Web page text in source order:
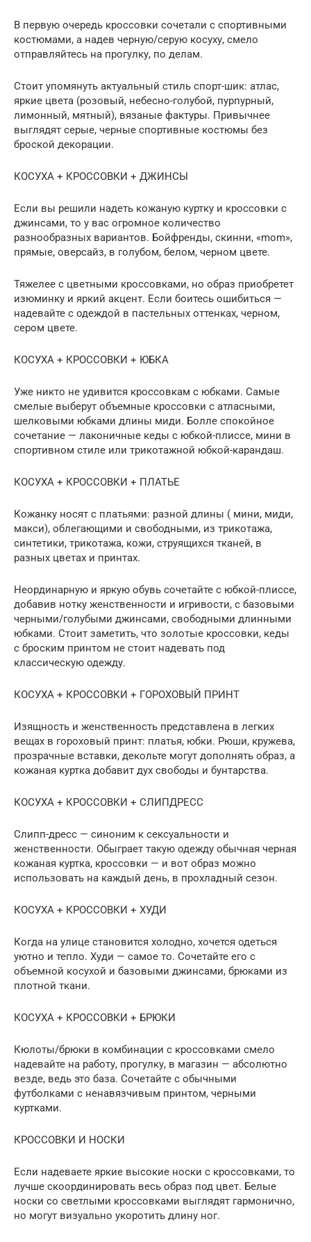
В первую очередь кроссовки сочетали с спортивными
костюмами, а надев черную/серую косуху, смело
отправляйтесь на прогулку, по делам.
Стоит упомянуть актуальный стиль спорт-шик: атлас,
яркие цвета (розовый, небесно-голубой, пурпурный,
лимонный, мятный), вязаные фактуры. Привычнее
выглядят серые, черные спортивные костюмы без
броской декорации.
КОСУХА + КРОССОВКИ + ДЖИНСЫ
Если вы решили надеть кожаную куртку и кроссовки с
джинсами, то у вас огромное количество
разнообразных вариантов. Бойфренды, скинни, «mom»,
прямые, оверсайз, в голубом, белом, черном цвете.
Тяжелее с цветными кроссовками, но образ приобретет
изюминку и яркий акцент. Если боитесь ошибиться —
надевайте с одеждой в пастельных оттенках, черном,
сером цвете.
КОСУХА + КРОССОВКИ + ЮБКА
Уже никто не удивится кроссовкам с юбками. Самые
смелые выберут объемные кроссовки с атласными,
шелковыми юбками длины миди. Болле спокойное
сочетание — лаконичные кеды с юбкой-плиссе, мини в
спортивном стиле или трикотажной юбкой-карандаш.
КОСУХА + КРОССОВКИ + ПЛАТЬЕ
Кожанку носят с платьями: разной длины ( мини, миди,
макси), облегающими и свободными, из трикотажа,
синтетики, трикотажа, кожи, струящихся тканей, в
разных цветах и принтах.
Неординарную и яркую обувь сочетайте с юбкой-плиссе,
добавив нотку женственности и игривости, с базовыми
черными/голубыми джинсами, свободными длинными
юбками. Стоит заметить, что золотые кроссовки, кеды
с броским принтом не стоит надевать под
классическую одежду.
КОСУХА + КРОССОВКИ + ГОРОХОВЫЙ ПРИНТ
Изящность и женственность представлена в легких
вещах в гороховый принт: платья, юбки. Рюши, кружева,
прозрачные вставки, декольте могут дополнять образ, а
кожаная куртка добавит дух свободы и бунтарства.
КОСУХА + КРОССОВКИ + СЛИПДРЕСС
Слипп-дресс — синоним к сексуальности и
женственности. Обыграет такую одежду обычная черная
кожаная куртка, кроссовки — и вот образ можно
использовать на каждый день, в прохладный сезон.
КОСУХА + КРОССОВКИ + ХУДИ
Когда на улице становится холодно, хочется одеться
уютно и тепло. Худи — самое то. Сочетайте его с
объемной косухой и базовыми джинсами, брюками из
плотной ткани.
КОСУХА + КРОССОВКИ + БРЮКИ
Кюлоты/брюки в комбинации с кроссовками смело
надевайте на работу, прогулку, в магазин — абсолютно
везде, ведь это база. Сочетайте с обычными
футболками с ненавязчивым принтом, черными
куртками.
КРОССОВКИ И НОСКИ
Если надеваете яркие высокие носки с кроссовками, то
лучше скоординировать весь образ под цвет. Белые
носки со светлыми кроссовками выглядят гармонично,
но могут визуально укоротить длину ног.